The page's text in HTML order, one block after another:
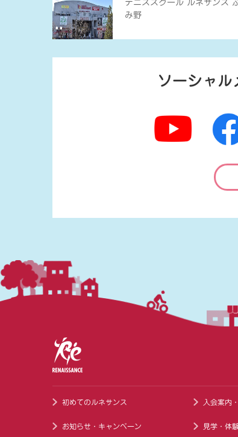
テニススクール ルネサンス
み野
ソーシャル
初めてのルネサンス
お知らせ・キャンペーン
入会案内
見学・体